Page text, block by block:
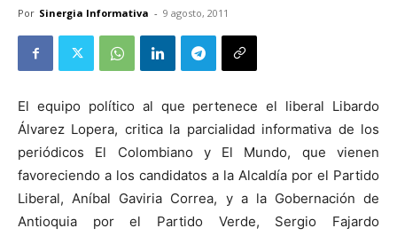
Por Sinergia Informativa - 9 agosto, 2011
El equipo político al que pertenece el liberal Libardo
Álvarez Lopera, critica la parcialidad informativa de los
periódicos El Colombiano y El Mundo, que vienen
favoreciendo a los candidatos a la Alcaldía por el Partido
Liberal, Aníbal Gaviria Correa, y a la Gobernación de
Antioquia por el Partido Verde, Sergio Fajardo